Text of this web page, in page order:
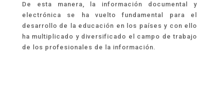
De esta manera, la información documental y
electrónica se ha vuelto fundamental para el
desarrollo de la educación en los países y con ello
ha multiplicado y diversificado el campo de trabajo
de los profesionales de la información.